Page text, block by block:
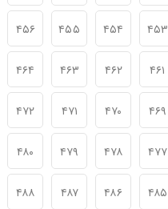
۴۵۳ ۴۵۴ ۴۵۵ ۴۵۶
۴۶۱ ۴۶۲ ۴۶۳ ۴۶۴
۴۶۹ ۴۷۰ ۴۷۱ ۴۷۲
۴۷۷ ۴۷۸ ۴۷۹ ۴۸۰
۴۸۵ ۴۸۶ ۴۸۷ ۴۸۸